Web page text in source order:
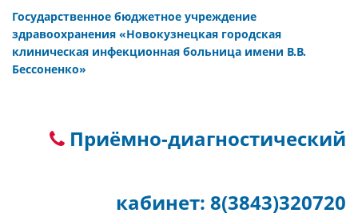
Государственное бюджетное учреждение
здравоохранения «Новокузнецкая городская
клиническая инфекционная больница имени В.В.
Бессоненко»
Приёмно-диагностический
кабинет: 8(3843)320720